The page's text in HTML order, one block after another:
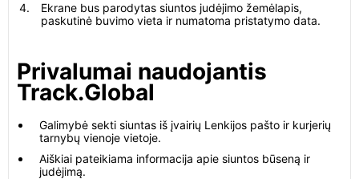
Ekrane bus parodytas siuntos judėjimo žemėlapis,
paskutinė buvimo vieta ir numatoma pristatymo data.
Privalumai naudojantis
Track.Global
Galimybė sekti siuntas iš įvairių Lenkijos pašto ir kurjerių
tarnybų vienoje vietoje.
Aiškiai pateikiama informacija apie siuntos būseną ir
judėjimą.